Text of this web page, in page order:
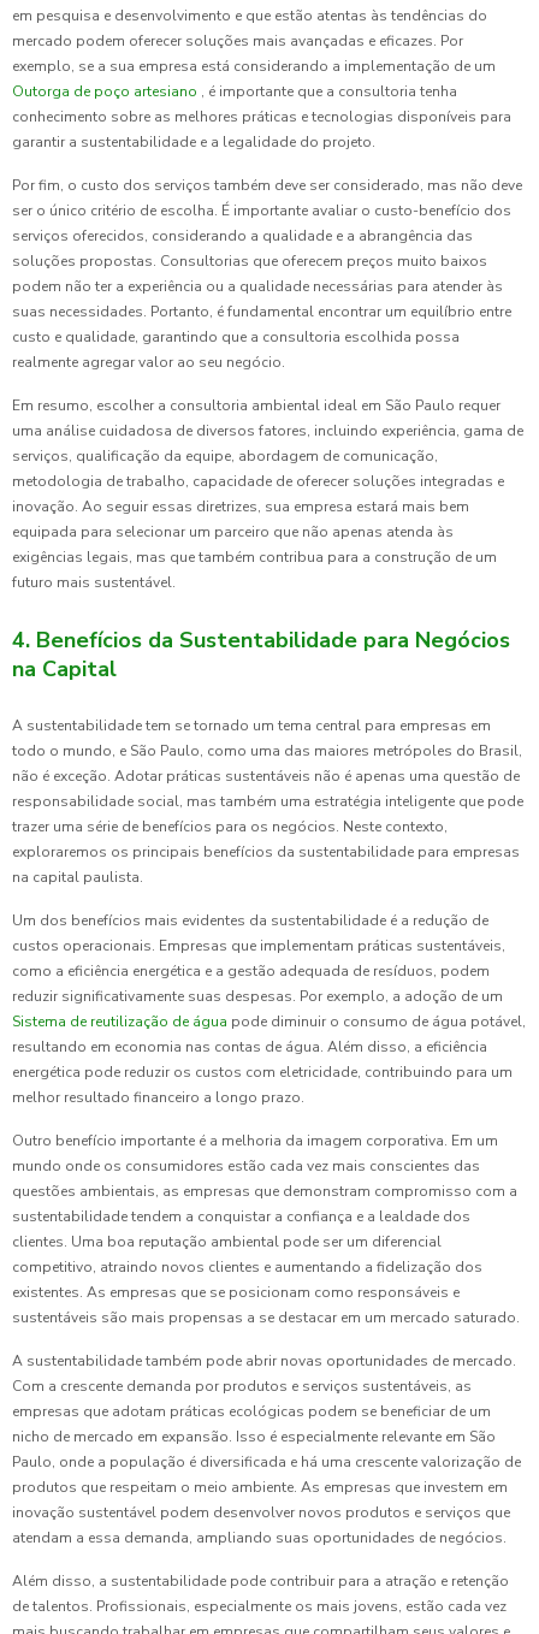
em pesquisa e desenvolvimento e que estão atentas às tendências do
mercado podem oferecer soluções mais avançadas e eficazes. Por
exemplo, se a sua empresa está considerando a implementação de um
Outorga de poço artesiano , é importante que a consultoria tenha
conhecimento sobre as melhores práticas e tecnologias disponíveis para
garantir a sustentabilidade e a legalidade do projeto.
Por fim, o custo dos serviços também deve ser considerado, mas não deve
ser o único critério de escolha. É importante avaliar o custo-benefício dos
serviços oferecidos, considerando a qualidade e a abrangência das
soluções propostas. Consultorias que oferecem preços muito baixos
podem não ter a experiência ou a qualidade necessárias para atender às
suas necessidades. Portanto, é fundamental encontrar um equilíbrio entre
custo e qualidade, garantindo que a consultoria escolhida possa
realmente agregar valor ao seu negócio.
Em resumo, escolher a consultoria ambiental ideal em São Paulo requer
uma análise cuidadosa de diversos fatores, incluindo experiência, gama de
serviços, qualificação da equipe, abordagem de comunicação,
metodologia de trabalho, capacidade de oferecer soluções integradas e
inovação. Ao seguir essas diretrizes, sua empresa estará mais bem
equipada para selecionar um parceiro que não apenas atenda às
exigências legais, mas que também contribua para a construção de um
futuro mais sustentável.
4. Benefícios da Sustentabilidade para Negócios
na Capital
A sustentabilidade tem se tornado um tema central para empresas em
todo o mundo, e São Paulo, como uma das maiores metrópoles do Brasil,
não é exceção. Adotar práticas sustentáveis não é apenas uma questão de
responsabilidade social, mas também uma estratégia inteligente que pode
trazer uma série de benefícios para os negócios. Neste contexto,
exploraremos os principais benefícios da sustentabilidade para empresas
na capital paulista.
Um dos benefícios mais evidentes da sustentabilidade é a redução de
custos operacionais. Empresas que implementam práticas sustentáveis,
como a eficiência energética e a gestão adequada de resíduos, podem
reduzir significativamente suas despesas. Por exemplo, a adoção de um
Sistema de reutilização de água pode diminuir o consumo de água potável,
resultando em economia nas contas de água. Além disso, a eficiência
energética pode reduzir os custos com eletricidade, contribuindo para um
melhor resultado financeiro a longo prazo.
Outro benefício importante é a melhoria da imagem corporativa. Em um
mundo onde os consumidores estão cada vez mais conscientes das
questões ambientais, as empresas que demonstram compromisso com a
sustentabilidade tendem a conquistar a confiança e a lealdade dos
clientes. Uma boa reputação ambiental pode ser um diferencial
competitivo, atraindo novos clientes e aumentando a fidelização dos
existentes. As empresas que se posicionam como responsáveis e
sustentáveis são mais propensas a se destacar em um mercado saturado.
A sustentabilidade também pode abrir novas oportunidades de mercado.
Com a crescente demanda por produtos e serviços sustentáveis, as
empresas que adotam práticas ecológicas podem se beneficiar de um
nicho de mercado em expansão. Isso é especialmente relevante em São
Paulo, onde a população é diversificada e há uma crescente valorização de
produtos que respeitam o meio ambiente. As empresas que investem em
inovação sustentável podem desenvolver novos produtos e serviços que
atendam a essa demanda, ampliando suas oportunidades de negócios.
Além disso, a sustentabilidade pode contribuir para a atração e retenção
de talentos. Profissionais, especialmente os mais jovens, estão cada vez